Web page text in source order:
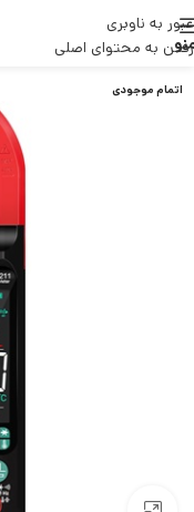
عبور به ناوبری
رفتن به محتوای اصلی
اتمام موجودی